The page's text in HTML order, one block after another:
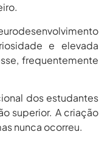
e elevada
frequentemente
dos estudantes
superior. A criação
nunca ocorreu.